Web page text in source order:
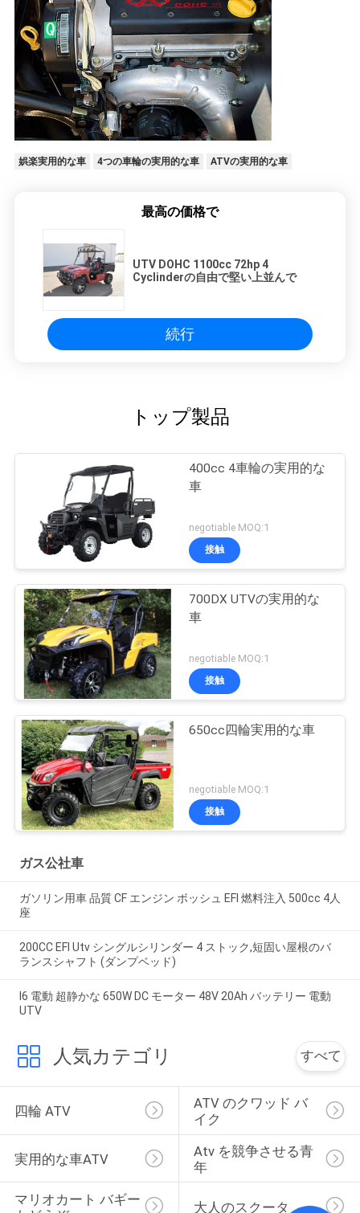
娯楽実用的な車 4つの車輪の実用的な車 ATVの実用的な車
最高の価格で
UTV DOHC 1100cc 72hp 4
Cyclinderの自由で堅い上並んで
続行
トップ製品
400cc 4車輪の実用的な
車
negotiable MOQ:1
接触
700DX UTVの実用的な
車
negotiable MOQ:1
接触
650cc四輪実用的な車
negotiable MOQ:1
接触
ガス公社車
ガソリン用車 品質 CF エンジン ボッシュ EFI 燃料注入 500cc 4人
座
200CC EFI Utv シングルシリンダー 4 ストック,短固い屋根のバ
ランスシャフト (ダンプベッド)
I6 電動 超静かな 650W DC モーター 48V 20Ah バッテリー 電動
UTV
人気カテゴリ すべて
四輪 ATV
ATV のクワッド バ
イク
実用的な車ATV
Atv を競争させる青
年
マリオカート バギー
大人のスクータ